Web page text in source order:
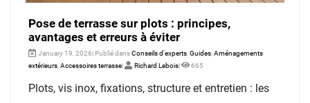
Pose de terrasse sur plots : principes,
avantages et erreurs à éviter
January 19, 2026| Publié dansConseils d'experts,Guides,Aménagements
extérieurs,Accessoires terrasse| Richard Lebois| 665
Plots, vis inox, fixations, structure et entretien : les